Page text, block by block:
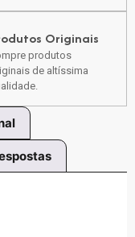
Originais
produtos
de altíssima